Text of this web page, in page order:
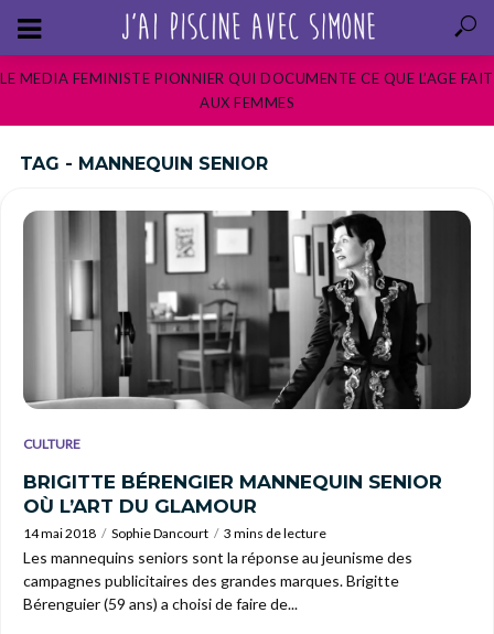
LE MEDIA FEMINISTE PIONNIER QUI DOCUMENTE CE QUE L’AGE FAIT
AUX FEMMES
TAG - MANNEQUIN SENIOR
CULTURE
BRIGITTE BÉRENGIER MANNEQUIN SENIOR
OÙ L’ART DU GLAMOUR
14 mai 2018 Sophie Dancourt 3 mins de lecture
Les mannequins seniors sont la réponse au jeunisme des
campagnes publicitaires des grandes marques. Brigitte
Bérenguier (59 ans) a choisi de faire de...